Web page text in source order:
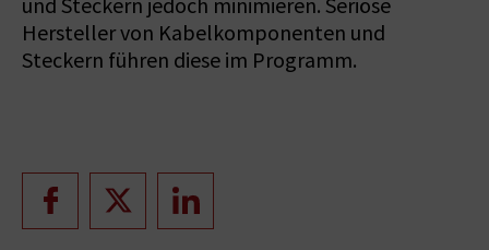
und Steckern jedoch minimieren. Seriöse
Hersteller von Kabelkomponenten und
Steckern führen diese im Programm.